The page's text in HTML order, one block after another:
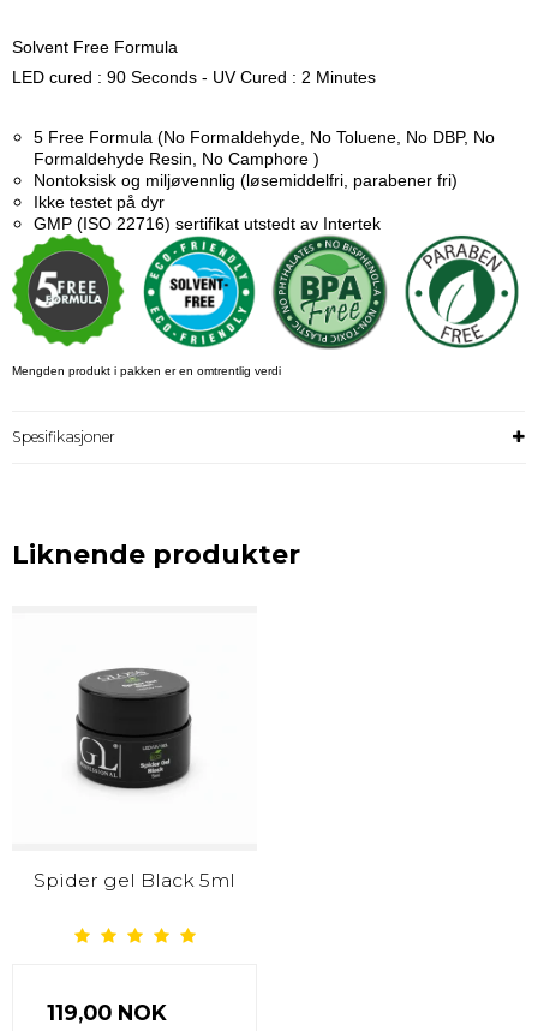
Solvent Free Formula
LED cured : 90 Seconds - UV Cured : 2 Minutes
5 Free Formula (No Formaldehyde, No Toluene, No DBP, No
Formaldehyde Resin, No Camphore )
Nontoksisk og miljøvennlig (løsemiddelfri, parabener fri)
Ikke testet på dyr
GMP (ISO 22716) sertifikat utstedt av Intertek
Mengden produkt i pakken er en omtrentlig verdi
Spesifikasjoner
Liknende produkter
Spider gel Black 5ml
119,00 NOK